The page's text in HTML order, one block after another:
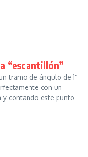
“escantillón”
tramo de ángulo de 1″
con un
y contando este punto